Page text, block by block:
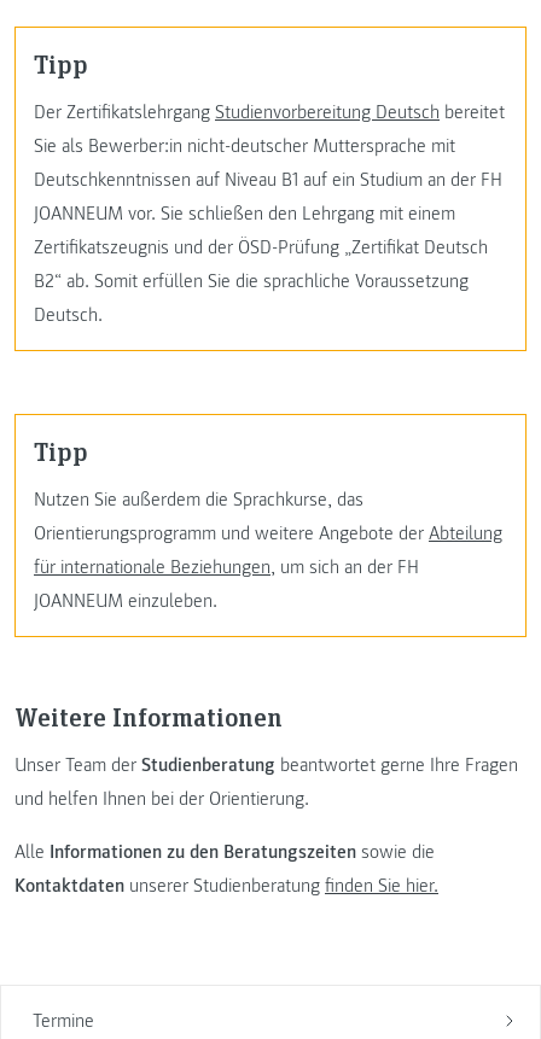
Termine
Tipp
Der Zertifikatslehrgang Studienvorbereitung Deutsch bereitet
Sie als Bewerber:in nicht-deutscher Muttersprache mit
Deutschkenntnissen auf Niveau B1 auf ein Studium an der FH
JOANNEUM vor. Sie schließen den Lehrgang mit einem
Zertifikatszeugnis und der ÖSD-Prüfung „Zertifikat Deutsch
B2“ ab. Somit erfüllen Sie die sprachliche Voraussetzung
Deutsch.
Tipp
Nutzen Sie außerdem die Sprachkurse, das
Orientierungsprogramm und weitere Angebote der Abteilung
für internationale Beziehungen, um sich an der FH
JOANNEUM einzuleben.
Weitere Informationen
Unser Team der Studienberatung beantwortet gerne Ihre Fragen
und helfen Ihnen bei der Orientierung.
Alle Informationen zu den Beratungszeiten sowie die
Kontaktdaten unserer Studienberatung finden Sie hier.